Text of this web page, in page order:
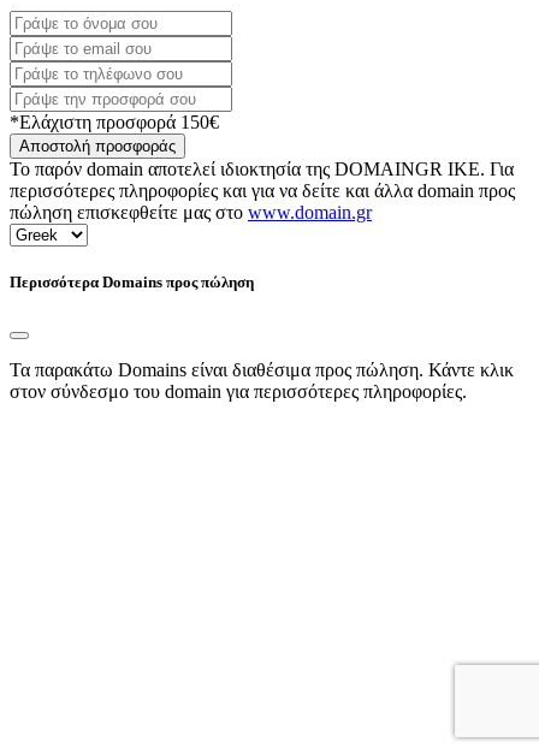
*Ελάχιστη προσφορά 150€
Αποστολή προσφοράς
Το παρόν domain αποτελεί ιδιοκτησία της DOMAINGR ΙΚΕ. Για
περισσότερες πληροφορίες και για να δείτε και άλλα domain προς
πώληση επισκεφθείτε μας στο www.domain.gr
Περισσότερα Domains προς πώληση
Τα παρακάτω Domains είναι διαθέσιμα προς πώληση. Κάντε κλικ
στον σύνδεσμο του domain για περισσότερες πληροφορίες.